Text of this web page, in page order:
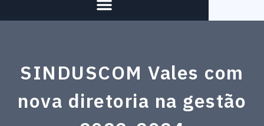
SINDUSCOM Vales com
nova diretoria na gestão